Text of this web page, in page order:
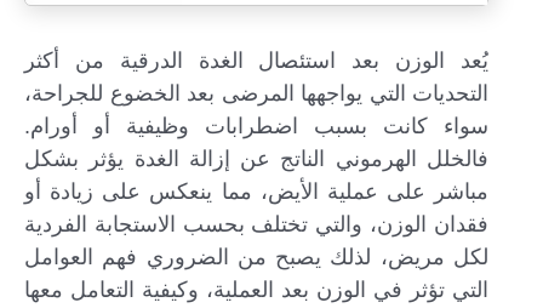
يُعد الوزن بعد استئصال الغدة الدرقية من أكثر
التحديات التي يواجهها المرضى بعد الخضوع للجراحة،
سواء كانت بسبب اضطرابات وظيفية أو أورام.
فالخلل الهرموني الناتج عن إزالة الغدة يؤثر بشكل
مباشر على عملية الأيض، مما ينعكس على زيادة أو
فقدان الوزن، والتي تختلف بحسب الاستجابة الفردية
لكل مريض، لذلك يصبح من الضروري فهم العوامل
التي تؤثر في الوزن بعد العملية، وكيفية التعامل معها